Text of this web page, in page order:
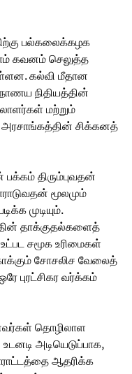
பல்கலைக்கழக
கவனம் செலுத்த
கல்வி மீதான
நிதியத்தின்
மற்றும்
அரசாங்கத்தின் சிக்கனத்
திரும்புவதன்
மூலமும்
முடியும்.
தாக்குதல்களைத்
சமூக உரிமைகள்
சோசலிச வேலைத்
புரட்சிகர வர்க்கம்
தொழிலாள
அடியெடுப்பாக,
ஆதரிக்க